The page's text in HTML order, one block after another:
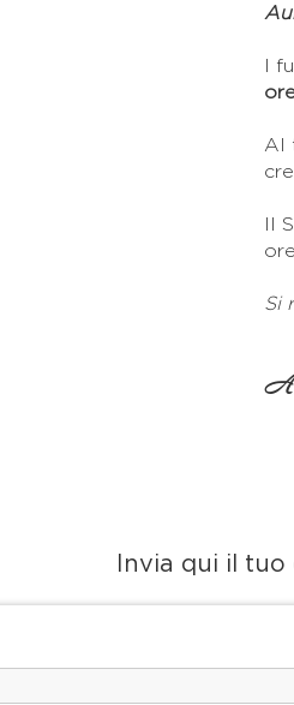
I
Al
Il
Si
A
Invia qui il